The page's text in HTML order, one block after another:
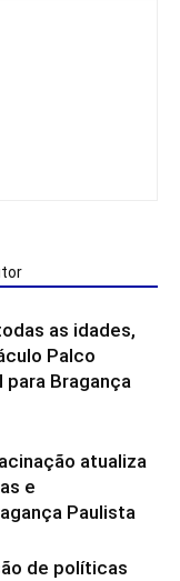
as idades,
Palco
para Bragança
atualiza
e
Paulista
de políticas